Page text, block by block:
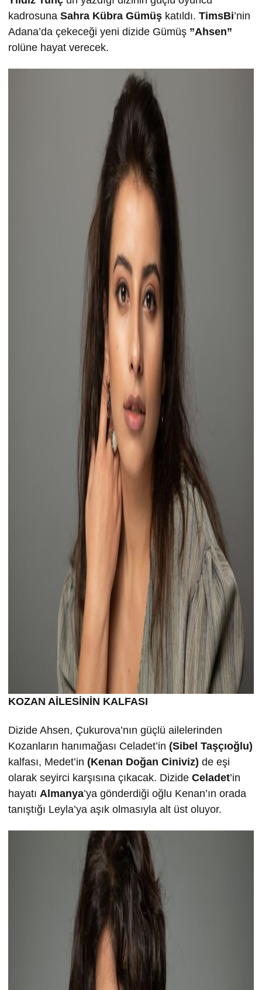
kadrosuna Sahra Kübra Gümüş katıldı. TimsBi’nin
Adana’da çekeceği yeni dizide Gümüş ”Ahsen”
rolüne hayat verecek.
KOZAN AİLESİNİN KALFASI
Dizide Ahsen, Çukurova’nın güçlü ailelerinden
Kozanların hanımağası Celadet’in (Sibel Taşçıoğlu)
kalfası, Medet’in (Kenan Doğan Ciniviz) de eşi
olarak seyirci karşısına çıkacak. Dizide Celadet’in
hayatı Almanya’ya gönderdiği oğlu Kenan’ın orada
tanıştığı Leyla’ya aşık olmasıyla alt üst oluyor.